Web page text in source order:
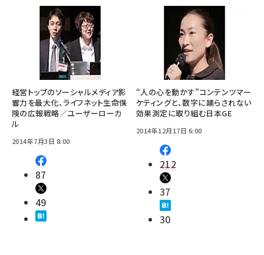
経営トップのソーシャルメディア影
響力を最大化、ライフネット生命保
険の広報戦略／ユーザーローカ
ル
2014年7月3日 8:00
87
49
“人の心を動かす”コンテンツマー
ケティングと、数字に踊らされない
効果測定に取り組む日本GE
2014年12月17日 6:00
212
37
30